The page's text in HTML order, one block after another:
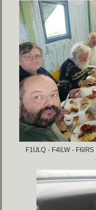
F1ULQ - F4ILW -